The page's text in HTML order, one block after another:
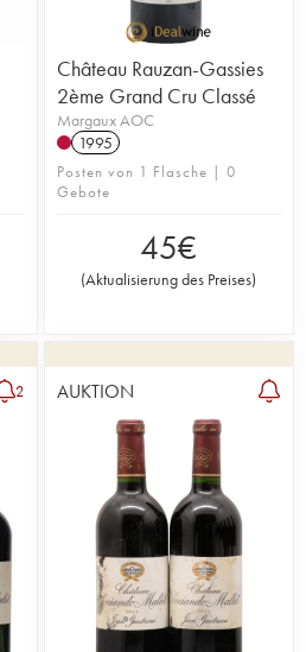
Château Rauzan-Gassies
2ème Grand Cru Classé
Margaux AOC
1995
Posten von 1 Flasche | 0
Gebote
45€
(Aktualisierung des Preises)
2 AUKTION